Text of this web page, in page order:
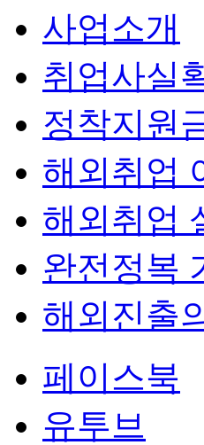
사업소개
취업사실
정착지원
해외취업
해외취업
완전정복
해외진출
페이스북
유투브